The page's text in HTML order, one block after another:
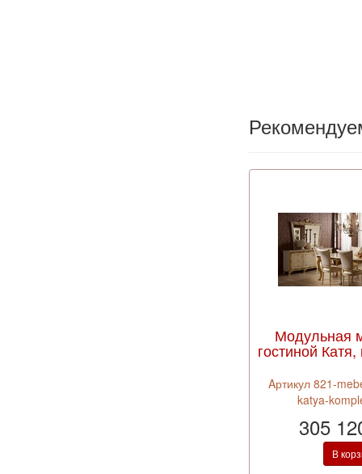
Модульная
гостиной
Aртикул 821-
katya-
305
В